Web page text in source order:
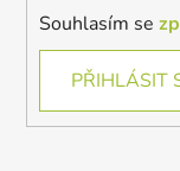
Souhlasím se
PŘIHLÁSIT